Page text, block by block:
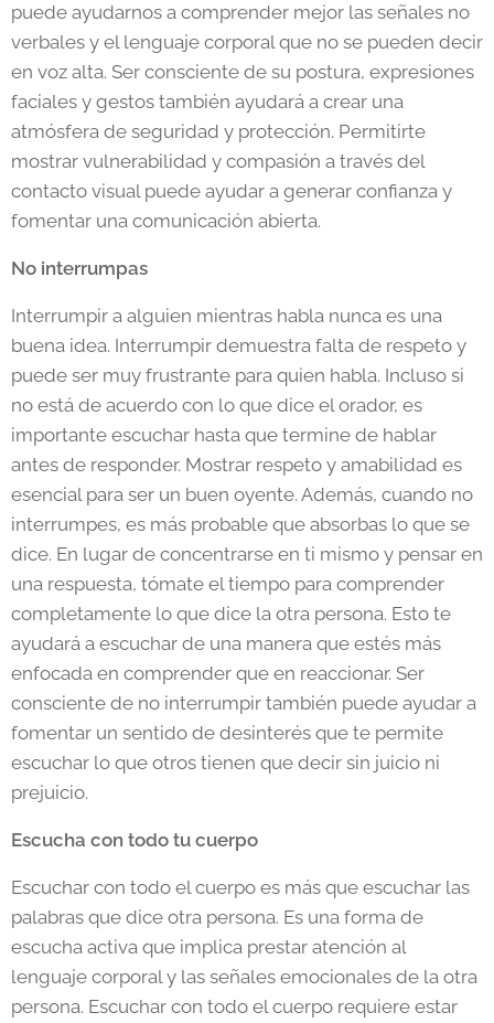
puede ayudarnos a comprender mejor las señales no
verbales y el lenguaje corporal que no se pueden decir
en voz alta. Ser consciente de su postura, expresiones
faciales y gestos también ayudará a crear una
atmósfera de seguridad y protección. Permitirte
mostrar vulnerabilidad y compasión a través del
contacto visual puede ayudar a generar confianza y
fomentar una comunicación abierta.
No interrumpas
Interrumpir a alguien mientras habla nunca es una
buena idea. Interrumpir demuestra falta de respeto y
puede ser muy frustrante para quien habla. Incluso si
no está de acuerdo con lo que dice el orador, es
importante escuchar hasta que termine de hablar
antes de responder. Mostrar respeto y amabilidad es
esencial para ser un buen oyente. Además, cuando no
interrumpes, es más probable que absorbas lo que se
dice. En lugar de concentrarse en ti mismo y pensar en
una respuesta, tómate el tiempo para comprender
completamente lo que dice la otra persona. Esto te
ayudará a escuchar de una manera que estés más
enfocada en comprender que en reaccionar. Ser
consciente de no interrumpir también puede ayudar a
fomentar un sentido de desinterés que te permite
escuchar lo que otros tienen que decir sin juicio ni
prejuicio.
Escucha con todo tu cuerpo
Escuchar con todo el cuerpo es más que escuchar las
palabras que dice otra persona. Es una forma de
escucha activa que implica prestar atención al
lenguaje corporal y las señales emocionales de la otra
persona. Escuchar con todo el cuerpo requiere estar